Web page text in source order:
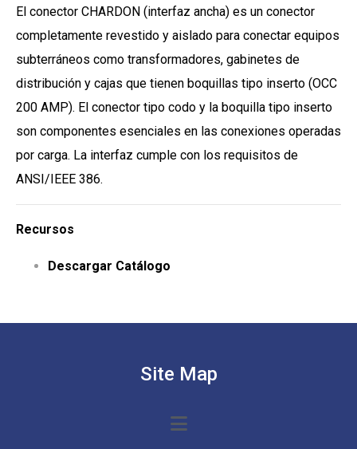
El conector CHARDON (interfaz ancha) es un conector
completamente revestido y aislado para conectar equipos
subterráneos como transformadores, gabinetes de
distribución y cajas que tienen boquillas tipo inserto (OCC
200 AMP). El conector tipo codo y la boquilla tipo inserto
son componentes esenciales en las conexiones operadas
por carga. La interfaz cumple con los requisitos de
ANSI/IEEE 386.
Recursos
Descargar Catálogo
Site Map